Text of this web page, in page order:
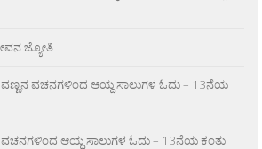
ಜ್ಯೋತಿ
ವಚನಗಳಿಂದ ಆಯ್ದ ಸಾಲುಗಳ ಓದು – 13ನೆಯ
ಆಯ್ದ ಸಾಲುಗಳ ಓದು – 13ನೆಯ ಕಂತು